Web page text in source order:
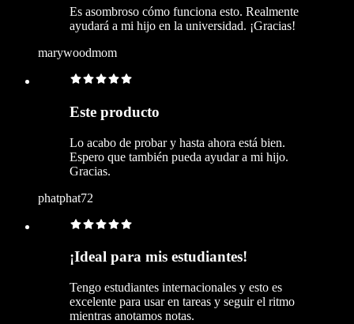
Es asombroso cómo funciona esto. Realmente
ayudará a mi hijo en la universidad. ¡Gracias!
marywoodmom
Este producto
Lo acabo de probar y hasta ahora está bien.
Espero que también pueda ayudar a mi hijo.
Gracias.
phatphat72
¡Ideal para mis estudiantes!
Tengo estudiantes internacionales y esto es
excelente para usar en tareas y seguir el ritmo
mientras anotamos notas.